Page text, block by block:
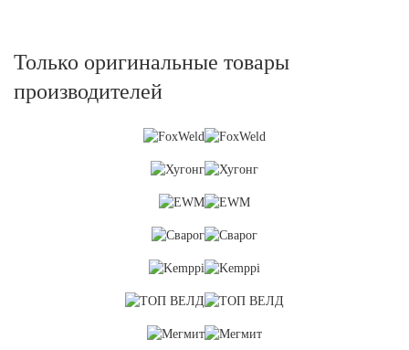
Только оригинальные товары
производителей